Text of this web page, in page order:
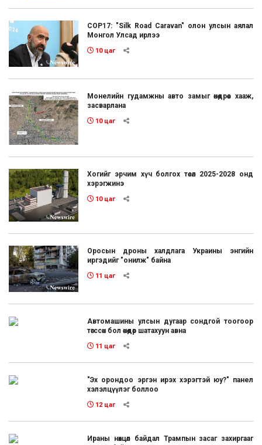
COP17: "Silk Road Caravan" олон улсын аялал
Монгол Улсад ирлээ
10 цаг
Монелийн гудамжны авто замыг өнөөдрөөс хааж,
засварлана
10 цаг
Хогийг эрчим хүч болгох төсөл 2025-2028 онд
хэрэгжинэ
10 цаг
Оросын дроны халдлага Украины энгийн
иргэдийг "онилж" байна
11 цаг
Автомашины улсын дугаар сондгой тоогоор
төгссөн бол өнөөдөр шатахуун авна
11 цаг
"Эх орондоо эргэн ирэх хэрэгтэй юу?" панел
хэлэлцүүлэг боллоо
12 цаг
Ираны нөхцөл байдал Трампын засаг захиргааг